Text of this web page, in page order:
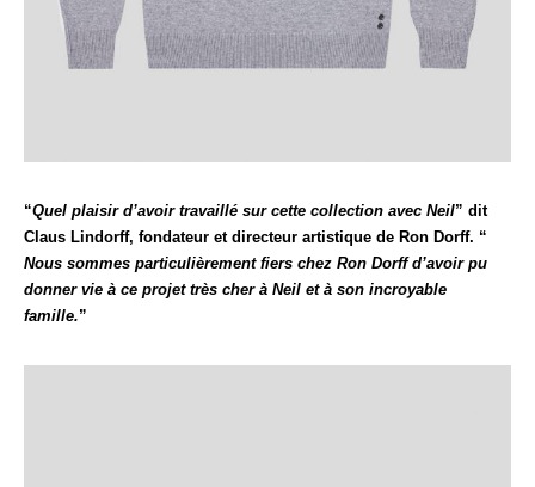
“Quel plaisir d’avoir travaillé sur cette collection avec Neil” dit
Claus Lindorff, fondateur et directeur artistique de Ron Dorff. “
Nous sommes particulièrement fiers chez Ron Dorff d’avoir pu
donner vie à ce projet très cher à Neil et à son incroyable
famille.”